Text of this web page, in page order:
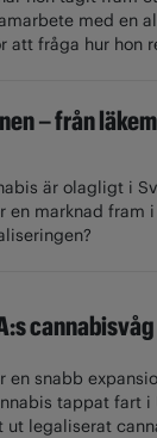
med en
att fråga hur hon
– från
är olagligt i
en marknad fram
cannabisvåg
en snabb
tappat fart i
ut ­legaliserat